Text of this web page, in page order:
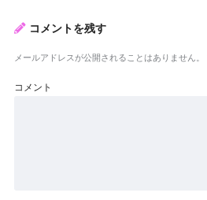
コメントを残す
メールアドレスが公開されることはありません。
コメント